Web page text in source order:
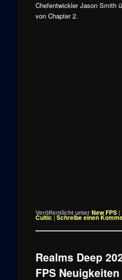
Chefentwickler Jason Smith
von Chapter 2.
Veröffentlicht unterNew FPS |
Cultic|Schreibe einen
Realms Deep
FPS